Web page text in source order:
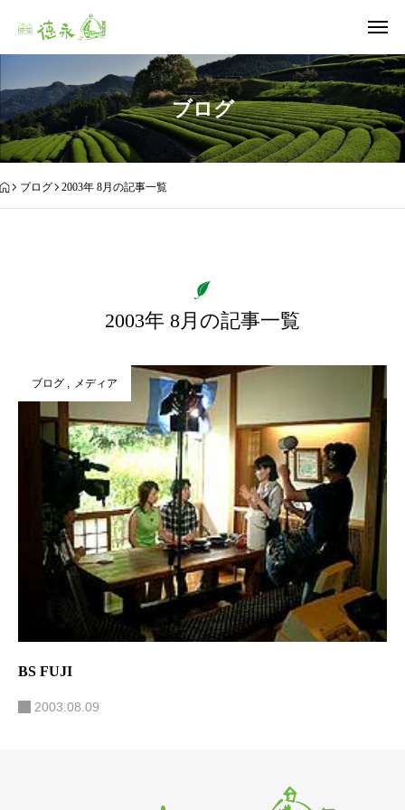
ブログ
ブログ 2003年 8月の記事一覧
2003年 8月の記事一覧
ブログ メディア
BS FUJI
2003.08.09